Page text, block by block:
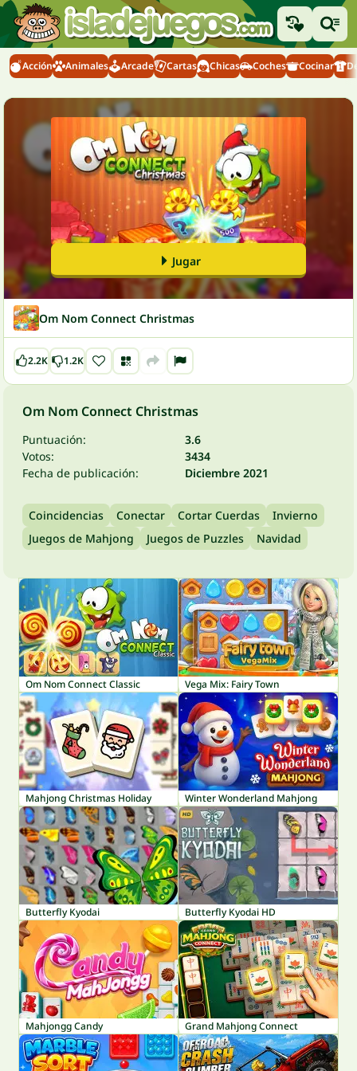
Acción Animales Arcade Cartas Chicas Coches Cocinar
Jugar
Om Nom Connect Christmas
2.2K 1.2K
Om Nom Connect Christmas
Puntuación:
3.6
Votos:
3434
Fecha de publicación:
Diciembre 2021
Coincidencias Conectar Cortar Cuerdas
Invierno
Juegos de Mahjong
Juegos de Puzzles Navidad
Om Nom Connect Classic Vega Mix: Fairy Town
Mahjong Christmas Holiday Winter Wonderland Mahjong
Butterfly Kyodai Butterfly Kyodai HD
Mahjongg Candy Grand Mahjong Connect